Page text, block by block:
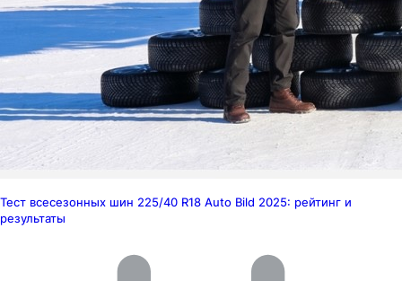
Тест всесезонных шин 225/40 R18 Auto Bild 2025: рейтинг и
результаты